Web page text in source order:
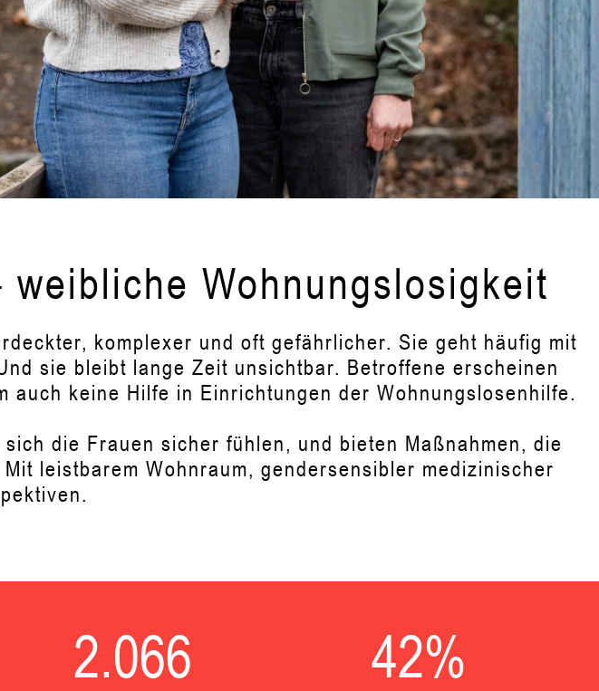
Wohnungslosigkeit
komplexer und oft gefährlicher. Sie geht häufig mit
sie bleibt lange Zeit unsichtbar. Betroffene erscheinen
keine Hilfe in Einrichtungen der Wohnungslosenhilfe.
die Frauen sicher fühlen, und bieten Maßnahmen, die
leistbarem Wohnraum, gendersensibler medizinischer
2.066 42%